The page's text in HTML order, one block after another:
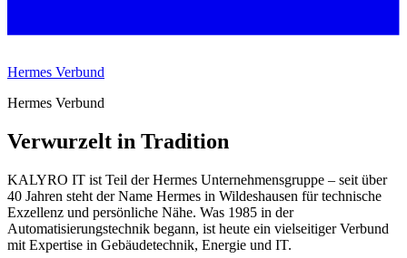
Hermes Verbund
Hermes Verbund
Verwurzelt in Tradition
KALYRO IT ist Teil der Hermes Unternehmensgruppe – seit über
40 Jahren steht der Name Hermes in Wildeshausen für technische
Exzellenz und persönliche Nähe. Was 1985 in der
Automatisierungstechnik begann, ist heute ein vielseitiger Verbund
mit Expertise in Gebäudetechnik, Energie und IT.